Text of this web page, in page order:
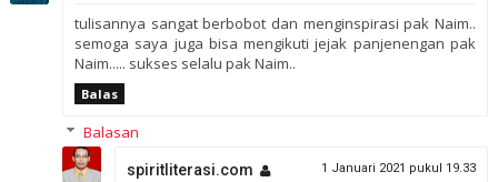
tulisannya sangat berbobot dan menginspirasi pak Naim..
semoga saya juga bisa mengikuti jejak panjenengan pak
Naim..... sukses selalu pak Naim..
Balas
Balasan
spiritliterasi.com 1 Januari 2021 pukul 19.33